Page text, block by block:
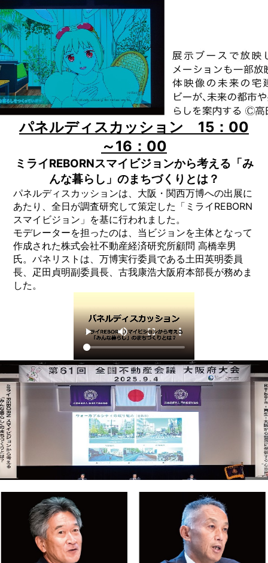
パネルディスカッション 15：00
～16：00
ミライREBORNスマイビジョンから考える「み
んな暮らし」のまちづくりとは？
パネルディスカッションは、大阪・関西万博への出展に
あたり、全日が調査研究して策定した「ミライREBORN
スマイビジョン」を基に行われました。
モデレーターを担ったのは、当ビジョンを主体となって
作成された株式会社不動産経済研究所顧問 高橋幸男
氏。パネリストは、万博実行委員である土田英明委員
長、疋田貞明副委員長、古我康浩大阪府本部長が務めま
した。